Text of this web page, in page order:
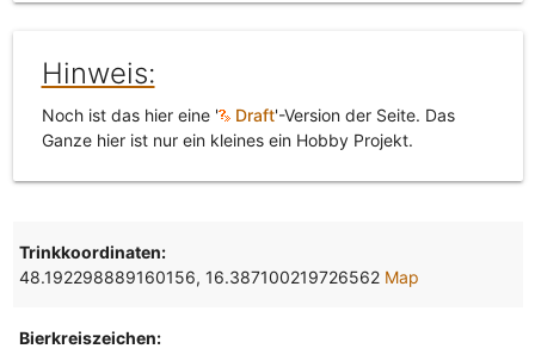
Hinweis:
Noch ist das hier eine ' Draft'-Version der Seite. Das
Ganze hier ist nur ein kleines ein Hobby Projekt.
Trinkkoordinaten:
48.192298889160156, 16.387100219726562 Map
Bierkreiszeichen: